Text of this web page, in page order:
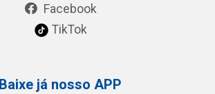
Facebook
TikTok
Baixe já nosso APP